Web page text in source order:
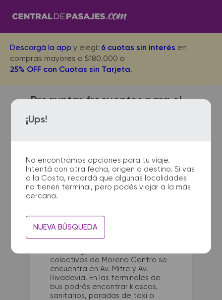
Descargá la app y elegí: 6 cuotas sin interés en
compras mayores a $180.000 o
25% OFF con Cuotas sin Tarjeta.
¡Ups!
No encontramos opciones para tu viaje.
Intentá con otra fecha, origen o destino. Si vas
a la Costa, recordá que algunas localidades
no tienen terminal, pero podés viajar a la más
cercana.
NUEVA BÚSQUEDA
Preguntas frecuentes para el
viaje desde San Bernardo a
Moreno Centro
¿Dónde quedan las
terminales de micro de San
Bernardo a Moreno Centro?
La terminal de ómnibus de San
colectivos de Moreno Centro se
encuentra en Av. Mitre y Av.
Rivadavia. En las terminales de
bus podrás encontrar kioscos,
sanitarios, paradas de taxi o